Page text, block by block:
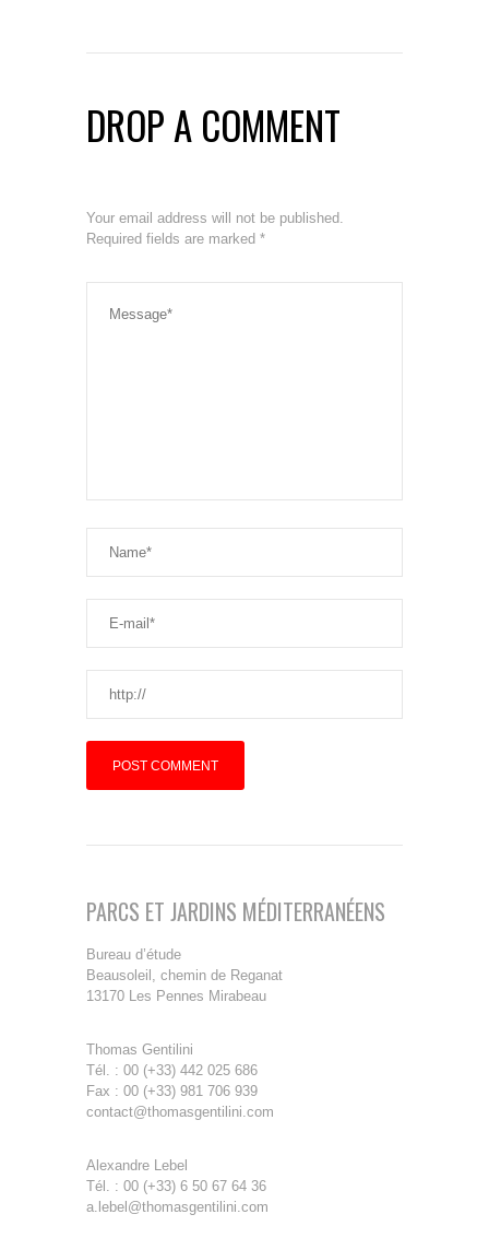
DROP A COMMENT
Your email address will not be published.
Required fields are marked *
PARCS ET JARDINS MÉDITERRANÉENS
Bureau d’étude
Beausoleil, chemin de Reganat
13170 Les Pennes Mirabeau
Thomas Gentilini
Tél. : 00 (+33) 442 025 686
Fax : 00 (+33) 981 706 939
contact@thomasgentilini.com
Alexandre Lebel
Tél. : 00 (+33) 6 50 67 64 36
a.lebel@thomasgentilini.com